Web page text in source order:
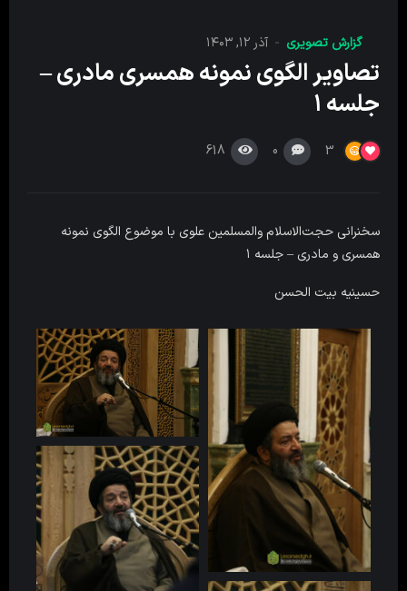
گزارش تصویری آذر ۱۲, ۱۴۰۳
تصاویر الگوی نمونه همسری مادری –
جلسه ۱
3
0
618
سخنرانی حجت‌الاسلام والمسلمین علوی با موضوع الگوی نمونه
همسری و مادری – جلسه ۱
حسینیه بیت الحسن